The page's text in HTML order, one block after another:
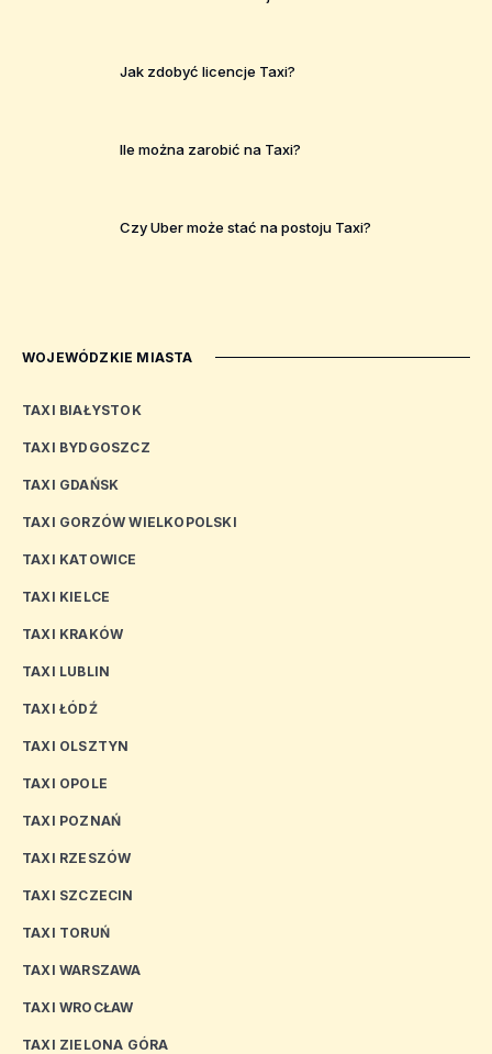
Jak zdobyć licencje Taxi?
Ile można zarobić na Taxi?
Czy Uber może stać na postoju Taxi?
WOJEWÓDZKIE MIASTA
TAXI BIAŁYSTOK
TAXI BYDGOSZCZ
TAXI GDAŃSK
TAXI GORZÓW WIELKOPOLSKI
TAXI KATOWICE
TAXI KIELCE
TAXI KRAKÓW
TAXI LUBLIN
TAXI ŁÓDŹ
TAXI OLSZTYN
TAXI OPOLE
TAXI POZNAŃ
TAXI RZESZÓW
TAXI SZCZECIN
TAXI TORUŃ
TAXI WARSZAWA
TAXI WROCŁAW
TAXI ZIELONA GÓRA